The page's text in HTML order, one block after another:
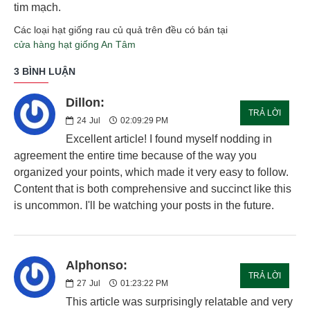
tim mạch.
Các loại hạt giống rau củ quả trên đều có bán tại
cửa hàng hạt giống An Tâm
3 BÌNH LUẬN
Dillon:
24 Jul 02:09:29 PM
TRẢ LỜI
Excellent article! I found myself nodding in
agreement the entire time because of the way you
organized your points, which made it very easy to follow.
Content that is both comprehensive and succinct like this
is uncommon. I'll be watching your posts in the future.
Alphonso:
27 Jul 01:23:22 PM
TRẢ LỜI
This article was surprisingly relatable and very